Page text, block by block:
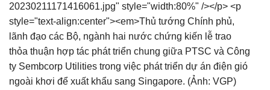
20230211171416061.jpg" style="width:80%" /></p> <p
style="text-align:center"><em>Thủ tướng Chính phủ,
lãnh đạo các Bộ, ngành hai nước chứng kiến lễ trao
thỏa thuận hợp tác phát triển chung giữa PTSC và Công
ty Sembcorp Utilities trong việc phát triển dự án điện gió
ngoài khơi để xuất khẩu sang Singapore. (Ảnh: VGP)